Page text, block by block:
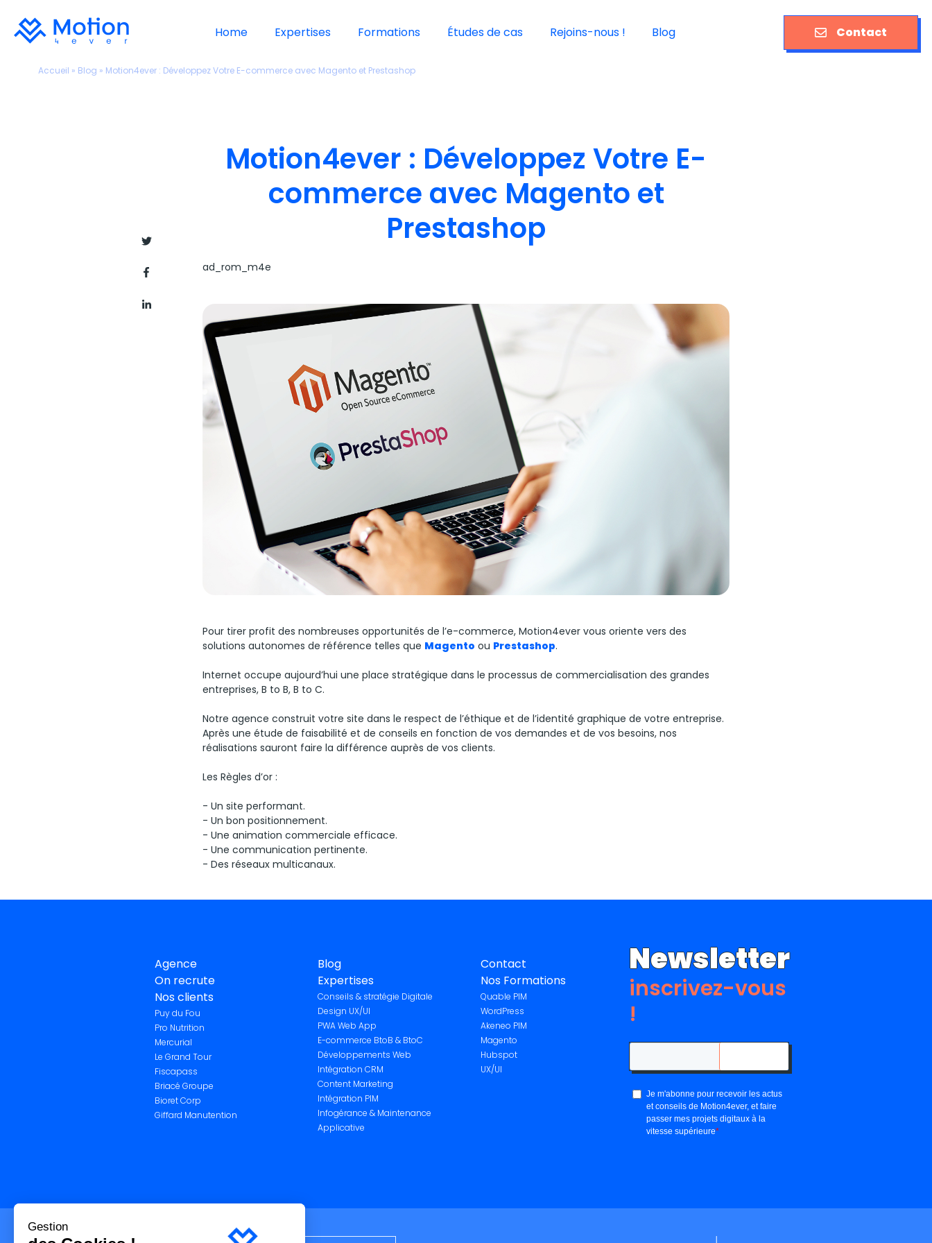
Home Expertises Formations Études de cas Rejoins-nous ! Blog Contact
Accueil » Blog » Motion4ever : Développez Votre E-commerce avec Magento et Prestashop
Motion4ever : Développez Votre E-
commerce avec Magento et
Prestashop
ad_rom_m4e
Pour tirer profit des nombreuses opportunités de l’e-commerce, Motion4ever vous oriente vers des
solutions autonomes de référence telles que Magento ou Prestashop.
Internet occupe aujourd’hui une place stratégique dans le processus de commercialisation des grandes
entreprises, B to B, B to C.
Notre agence construit votre site dans le respect de l’éthique et de l’identité graphique de votre entreprise.
Après une étude de faisabilité et de conseils en fonction de vos demandes et de vos besoins, nos
réalisations sauront faire la différence auprès de vos clients.
Les Règles d’or :
- Un site performant.
- Un bon positionnement.
- Une animation commerciale efficace.
- Une communication pertinente.
- Des réseaux multicanaux.
Agence
On recrute
Nos clients
Puy du Fou
Pro Nutrition
Mercurial
Le Grand Tour
Fiscapass
Briacé Groupe
Bioret Corp
Giffard Manutention
Blog
Expertises
Conseils & stratégie Digitale
Design UX/UI
PWA Web App
E-commerce BtoB & BtoC
Développements Web
Intégration CRM
Content Marketing
Intégration PIM
Infogérance & Maintenance
Applicative
Contact
Nos Formations
Quable PIM
WordPress
Akeneo PIM
Magento
Hubspot
UX/UI
Newsletter
inscrivez-vous
!
Gestion